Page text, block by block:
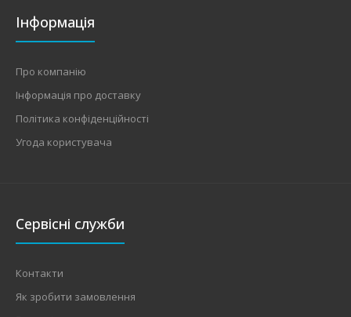
Інформація
Про компанію
Інформація про доставку
Політика конфіденційності
Угода користувача
Сервісні служби
Контакти
Як зробити замовлення